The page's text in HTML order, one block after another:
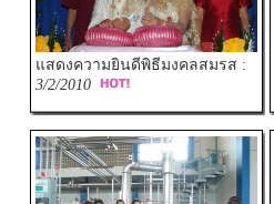
แสดงความยินดีพิธีมงคลสมรส :
3/2/2010